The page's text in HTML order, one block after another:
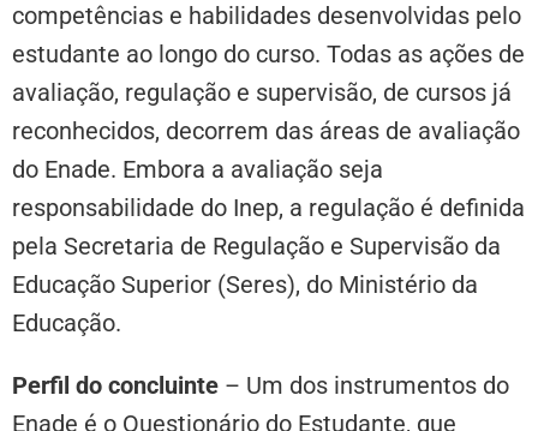
competências e habilidades desenvolvidas pelo
estudante ao longo do curso. Todas as ações de
avaliação, regulação e supervisão, de cursos já
reconhecidos, decorrem das áreas de avaliação
do Enade. Embora a avaliação seja
responsabilidade do Inep, a regulação é definida
pela Secretaria de Regulação e Supervisão da
Educação Superior (Seres), do Ministério da
Educação.
Perfil do concluinte – Um dos instrumentos do
Enade é o Questionário do Estudante, que